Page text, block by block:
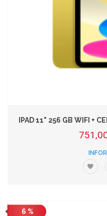
IPAD 11" 256 GB WIFI +
6 %